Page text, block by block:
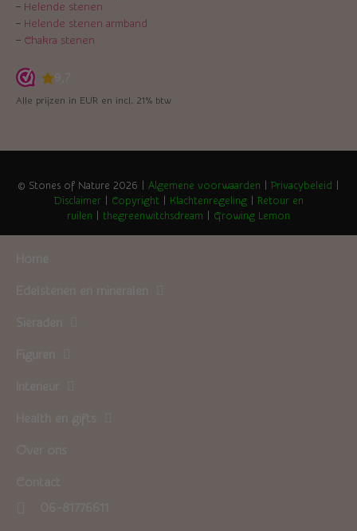
– Helende stenen
– Helende stenen armband
– Chakra stenen
Alle prijzen in EUR en incl. 21% btw
© Stones of Nature 2026 | Algemene voorwaarden Privacybeleid
Disclaimer| Copyright| Klachtenregeling| Retour en
ruilen
thegreenwitchsdream Growing Lemon